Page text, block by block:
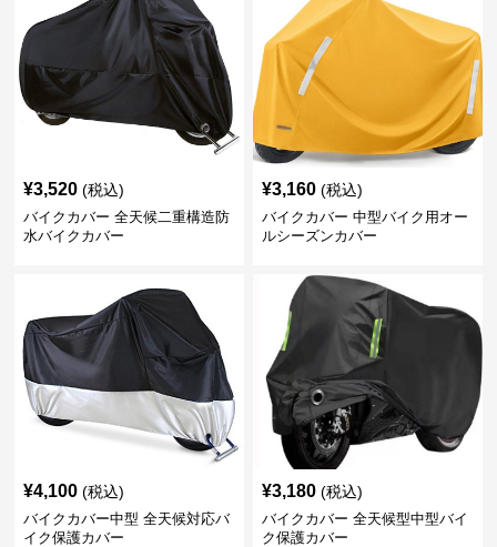
¥3,520 (税込)
バイクカバー 全天候二重構造防
水バイクカバー
¥3,160 (税込)
バイクカバー 中型バイク用オー
ルシーズンカバー
¥4,100 (税込)
バイクカバー中型 全天候対応バ
イク保護カバー
¥3,180 (税込)
バイクカバー 全天候型中型バイ
ク保護カバー